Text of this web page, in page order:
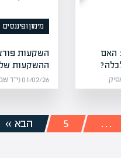
האם
מימון ופיננסים
השקעות
ההשקעות
01/02/26 (י״ד שבט תשפ״ו) | מערכת אפיק
…
5 הבא »